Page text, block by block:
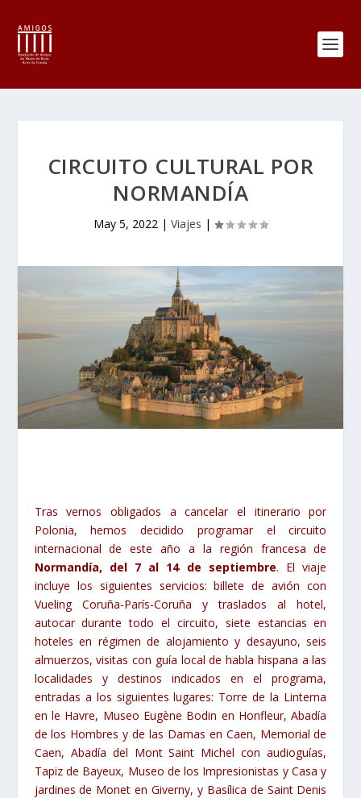
CIRCUITO CULTURAL POR
NORMANDÍA
May 5, 2022 | Viajes |
Tras vernos obligados a cancelar el itinerario por
Polonia, hemos decidido programar el circuito
internacional de este año a la región francesa de
Normandía, del 7 al 14 de septiembre. El viaje
incluye los siguientes servicios: billete de avión con
Vueling Coruña-París-Coruña y traslados al hotel,
autocar durante todo el circuito, siete estancias en
hoteles en régimen de alojamiento y desayuno, seis
almuerzos, visitas con guía local de habla hispana a las
localidades y destinos indicados en el programa,
entradas a los siguientes lugares: Torre de la Linterna
en le Havre, Museo Eugène Bodin en Honfleur, Abadía
de los Hombres y de las Damas en Caen, Memorial de
Caen, Abadía del Mont Saint Michel con audioguías,
Tapiz de Bayeux, Museo de los Impresionistas y Casa y
jardines de Monet en Giverny, y Basílica de Saint Denis